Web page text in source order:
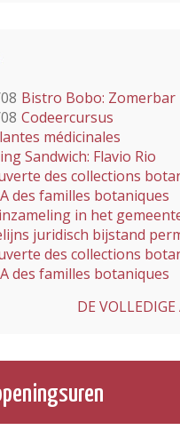
Bistro Bobo: Zomerbar
Codeercursus
médicinales
Sandwich: Flavio Rio
des collections
des familles botaniques
in het
juridisch bijstand
des collections
des familles botaniques
DE